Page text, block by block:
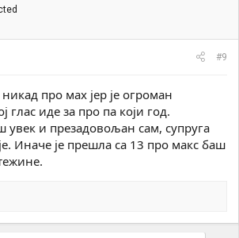
#9
про мах јер је огроман
глас иде за про па који год.
увек и презадовољан сам, супруга
Иначе је прешла са 13 про макс баш